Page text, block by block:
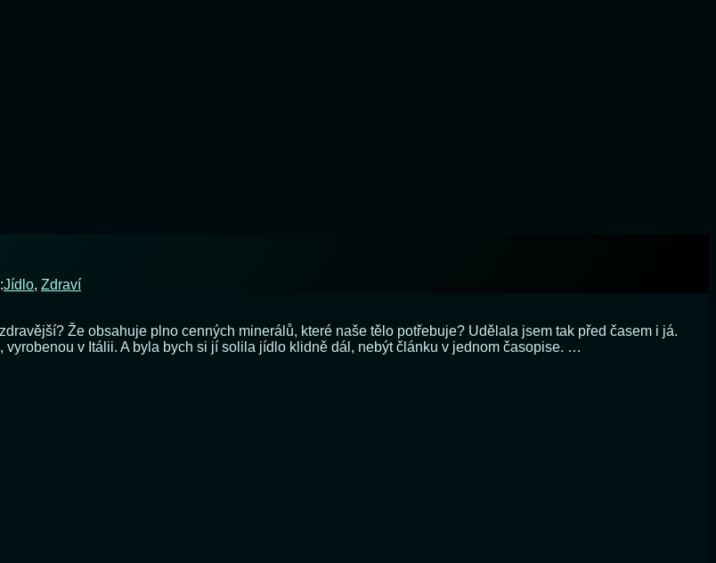
Jídlo, Zdraví
Že obsahuje plno cenných minerálů, které naše tělo potřebuje? Udělala jsem tak před časem i já.
vyrobenou v Itálii. A byla bych si jí solila jídlo klidně dál, nebýt článku v jednom časopise. …